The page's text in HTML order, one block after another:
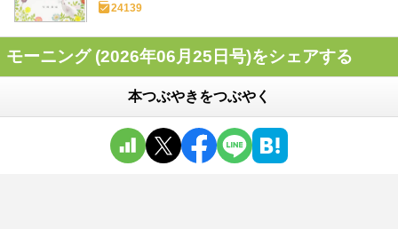
24139
モーニング (2026年06月25日号)をシェアする
本つぶやきをつぶやく